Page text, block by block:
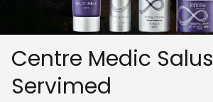
Centre Medic Salus
Servimed